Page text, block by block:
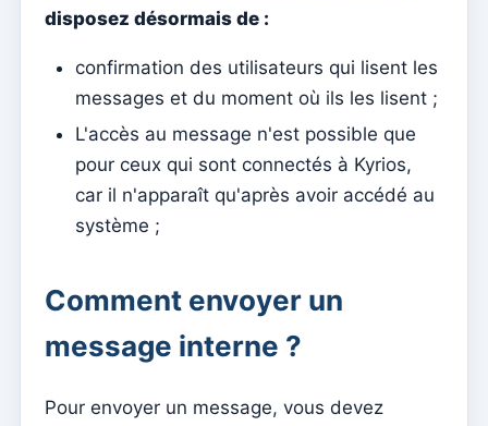
Configurer un compte SMTP pour envoyer des emails
sur Kyrios
Formulaires d'inscription à la catéchèse
Réveillon du Nouvel An
Transferts
Séances
Ajouter un nouveau groupe
disposez désormais de :
confirmation des utilisateurs qui lisent les
messages et du moment où ils les lisent ;
L'accès au message n'est possible que
pour ceux qui sont connectés à Kyrios,
car il n'apparaît qu'après avoir accédé au
système ;
Comment envoyer un
message interne ?
Pour envoyer un message, vous devez